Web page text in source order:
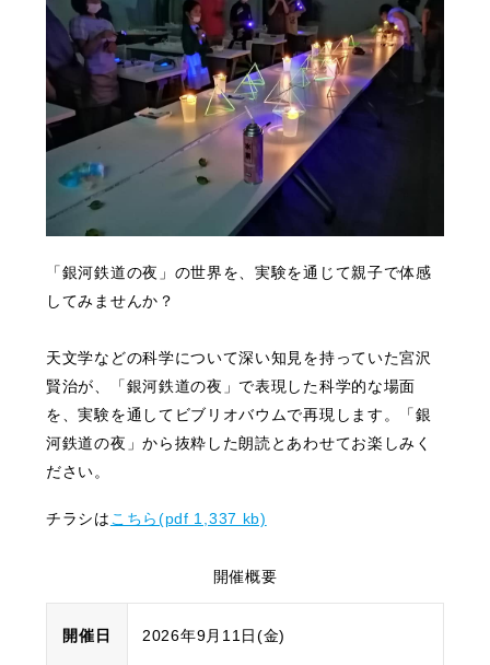
「銀河鉄道の夜」の世界を、実験を通じて親子で体感
してみませんか？
天文学などの科学について深い知見を持っていた宮沢
賢治が、「銀河鉄道の夜」で表現した科学的な場面
を、実験を通してビブリオバウムで再現します。「銀
河鉄道の夜」から抜粋した朗読とあわせてお楽しみく
ださい。
チラシは こちら(pdf 1,337 kb)
開催概要
開催日 2026年9月11日(金)